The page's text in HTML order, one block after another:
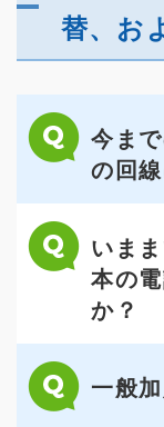
替、お
今ま
の回
いま
本の
か？
一般